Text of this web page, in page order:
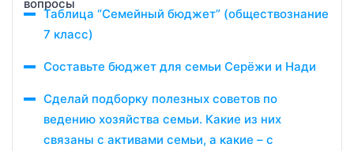
Таблица “Семейный бюджет” (обществознание
7 класс)
Составьте бюджет для семьи Серёжи и Нади
Сделай подборку полезных советов по
ведению хозяйства семьи. Какие из них
связаны с активами семьи, а какие – с